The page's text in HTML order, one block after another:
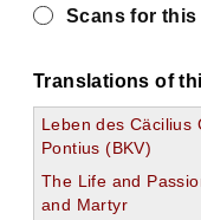
Scans for this
Translations of
Leben des Cäcilius
Pontius (BKV)
The Life and
and Martyr